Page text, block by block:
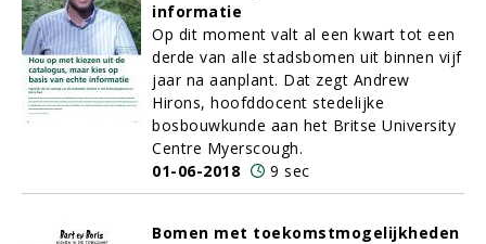
informatie
Op dit moment valt al een kwart tot een
derde van alle stadsbomen uit binnen vijf
jaar na aanplant. Dat zegt Andrew
Hirons, hoofddocent stedelijke
bosbouwkunde aan het Britse University
Centre Myerscough.
01-06-2018
9 sec
Bomen met toekomstmogelijkheden